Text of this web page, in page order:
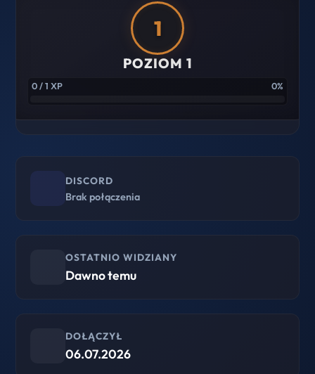
1
POZIOM 1
0 / 1 XP 0%
DISCORD
Brak połączenia
OSTATNIO WIDZIANY
Dawno temu
DOŁĄCZYŁ
06.07.2026